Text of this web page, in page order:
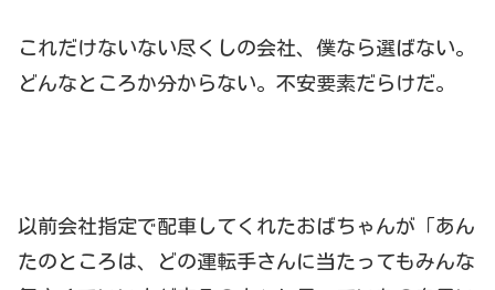
これだけないない尽くしの会社、僕なら選ばない。
どんなところか分からない。不安要素だらけだ。
以前会社指定で配車してくれたおばちゃんが「あん
たのところは、どの運転手さんに当たってもみんな